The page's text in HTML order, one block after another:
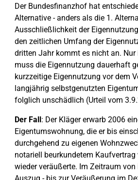
Der Bundesfinanzhof hat
Alternative - anders als die 1.
Ausschließlichkeit der
den zeitlichen Umfang der
dritten Jahr kommt es nicht an.
muss die Eigennutzung dauerhaft
kurzzeitige Eigennutzung vor dem
langjährig selbstgenutzten
folglich unschädlich (Urteil vom
Der Fall: Der Kläger erwarb 2006
Eigentumswohnung, die er bis
durchgehend zu eigenen
notariell beurkundetem
wieder veräußerte. Im Zeitraum